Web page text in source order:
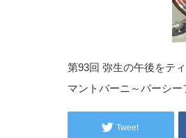
第93回 弥生の午後をテ
マントバーニ～パーシ
Tweet